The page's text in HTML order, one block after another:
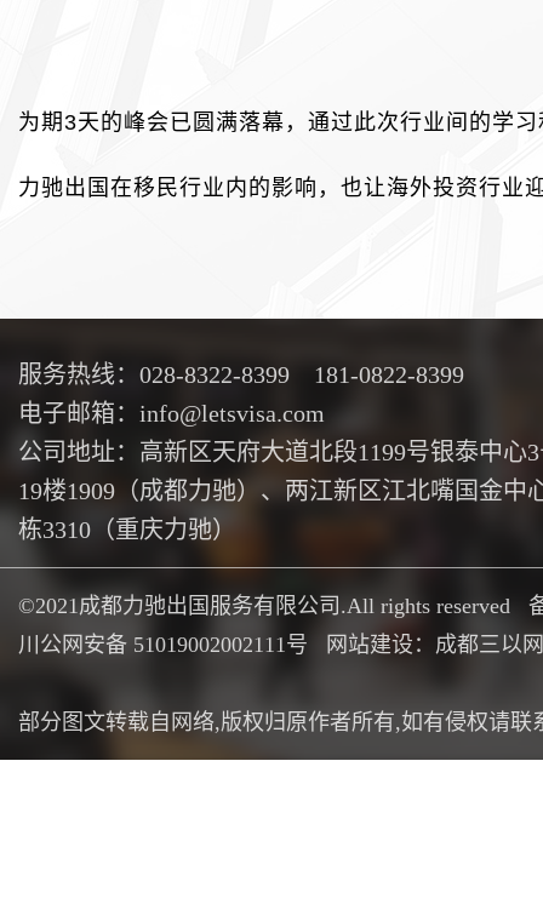
为期3天的峰会已圆满落幕，通过此次行业间的学
力驰出国在移民行业内的影响，也让海外投资行业
服务热线：028-8322-8399 181-0822-8399
电子邮箱：info@letsvisa.com
公司地址：高新区天府大道北段1199号银泰中心
19楼1909（成都力驰）、两江新区江北嘴国金中
栋3310（重庆力驰）
©2021成都力驰出国服务有限公司.All rights reserved
川公网安备 51019002002111号
网站建设：成都三以
部分图文转载自网络,版权归原作者所有,如有侵权请联